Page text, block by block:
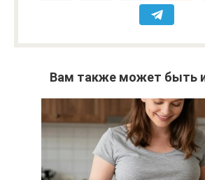
Вам также может быть